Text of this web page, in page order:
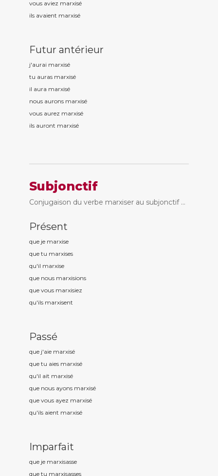
vous aviez marxisé
ils avaient marxisé
Futur antérieur
j'aurai marxisé
tu auras marxisé
il aura marxisé
nous aurons marxisé
vous aurez marxisé
ils auront marxisé
Subjonctif
Conjugaison du verbe marxiser au subjonctif ...
Présent
que je marxise
que tu marxises
qu'il marxise
que nous marxisions
que vous marxisiez
qu'ils marxisent
Passé
que j'aie marxisé
que tu aies marxisé
qu'il ait marxisé
que nous ayons marxisé
que vous ayez marxisé
qu'ils aient marxisé
Imparfait
que je marxisasse
que tu marxisasses